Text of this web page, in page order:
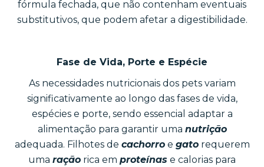
fórmula fechada, que não contenham eventuais
substitutivos, que podem afetar a digestibilidade.
Fase de Vida, Porte e Espécie
As necessidades nutricionais dos pets variam
significativamente ao longo das fases de vida,
espécies e porte, sendo essencial adaptar a
alimentação para garantir uma nutrição
adequada. Filhotes de cachorroe gatorequerem
uma ração rica em proteínas e calorias para